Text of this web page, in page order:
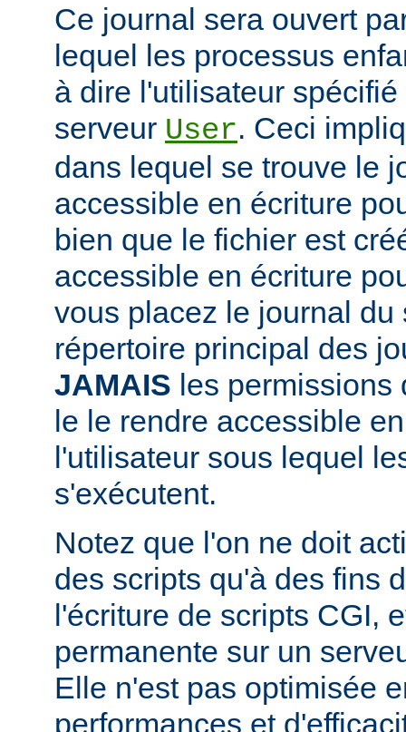
Ce journal sera ouvert
lequel les processus
à dire l'utilisateur
serveur User. Ceci
dans lequel se trouve le
accessible en écriture
bien que le fichier est
accessible en écriture
vous placez le journal du
répertoire principal des
JAMAIS les permissions
le le rendre accessible
l'utilisateur sous lequel
s'exécutent.
Notez que l'on ne doit
des scripts qu'à des fins
l'écriture de scripts CGI,
permanente sur un
Elle n'est pas optimisée
performances et